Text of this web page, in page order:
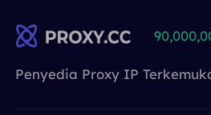
Penyedia Proxy IP